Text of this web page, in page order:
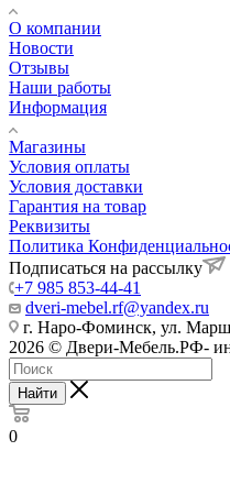
О компании
Новости
Отзывы
Наши работы
Информация
Магазины
Условия оплаты
Условия доставки
Гарантия на товар
Реквизиты
Политика
Подписаться на рассылку
+7 985 853-44-41
dveri-mebel.rf@yandex.ru
г. Наро-Фоминск, ул.
2026 © Двери-Мебель.РФ-
Найти
0